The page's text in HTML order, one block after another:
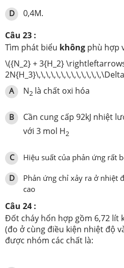
D
0,4M.
Câu 23 :
Tìm phát biểu không phù hợp
\({N_2} + 3{H_2}
A N2 là chất oxi hóa
B Cần cung cấp 92kJ nhiệt
với 3 mol H2
C Hiệu suất của phản ứng
D
Phản ứng chỉ xảy ra ở nhiệt
cao
Câu 24 :
Đốt cháy hổn hợp gồm 6,72 lít
(đo ở cùng điều kiện nhiệt độ
được nhóm các chất là: